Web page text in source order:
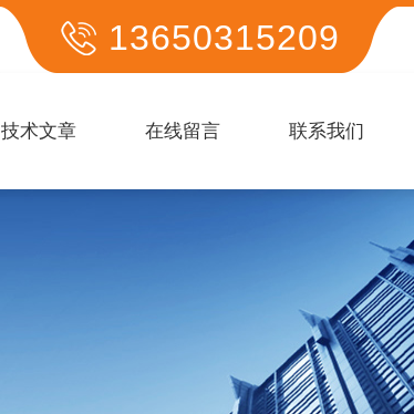
13650315209
技术文章 在线留言 联系我们